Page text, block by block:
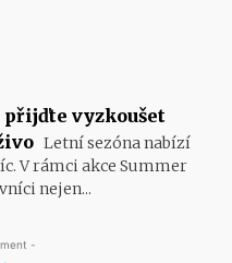
přijďte vyzkoušet
Letní sezóna nabízí
V rámci akce Summer
nejen...
-